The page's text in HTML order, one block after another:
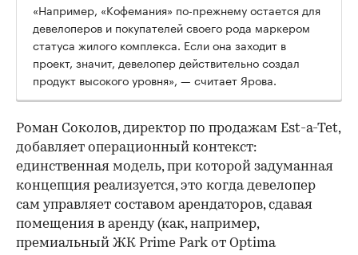
«Например, «Кофемания» по-прежнему остается для
девелоперов и покупателей своего рода маркером
статуса жилого комплекса. Если она заходит в
проект, значит, девелопер действительно создал
продукт высокого уровня», — считает Ярова.
Роман Соколов, директор по продажам Est-a-Tet,
добавляет операционный контекст:
единственная модель, при которой задуманная
концепция реализуется, это когда девелопер
сам управляет составом арендаторов, сдавая
помещения в аренду (как, например,
премиальный ЖК Prime Park от Optima